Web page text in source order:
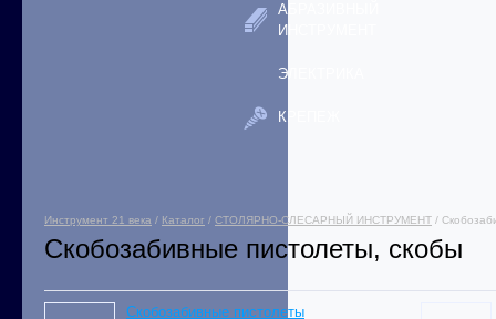
АБРАЗИВНЫЙ
ИНСТРУМЕНТ
ЭЛЕКТРИКА
КРЕПЕЖ
Инструмент 21 века / Каталог / СТОЛЯРНО-СЛЕСАРНЫЙ ИНСТРУМЕНТ /
Скобозабивные пистолеты, скобы
Скобозабивные пистолеты